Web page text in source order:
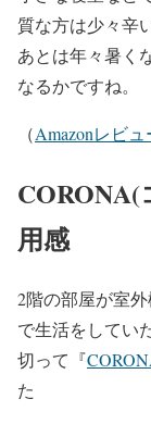
質な方は少々辛
あとは年々暑く
なるかですね。
（Amazonレビュ
用感
2階の部屋が室
で生活をしてい
切って『
た